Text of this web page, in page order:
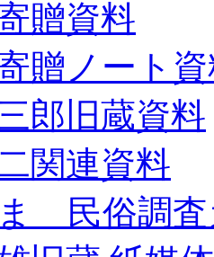
贈資料
贈ノート
郎旧蔵資料
関連資料
民俗調査